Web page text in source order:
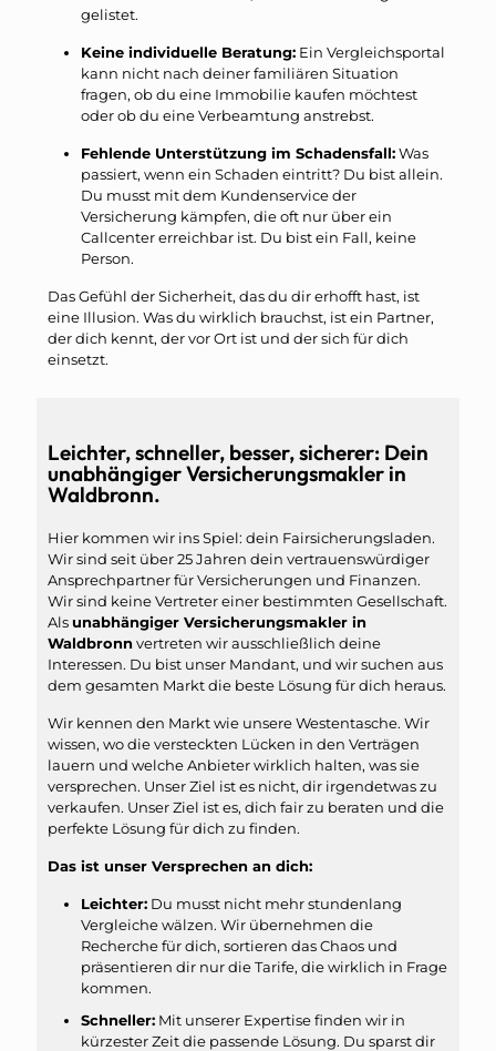
gelistet.
Keine individuelle Beratung: Ein Vergleichsportal
kann nicht nach deiner familiären Situation
fragen, ob du eine Immobilie kaufen möchtest
oder ob du eine Verbeamtung anstrebst.
Fehlende Unterstützung im Schadensfall:Was
passiert, wenn ein Schaden eintritt? Du bist allein.
Du musst mit dem Kundenservice der
Versicherung kämpfen, die oft nur über ein
Callcenter erreichbar ist. Du bist ein Fall, keine
Person.
Das Gefühl der Sicherheit, das du dir erhofft hast, ist
eine Illusion. Was du wirklich brauchst, ist ein Partner,
der dich kennt, der vor Ort ist und der sich für dich
einsetzt.
Leichter, schneller, besser, sicherer: Dein
unabhängiger Versicherungsmakler in
Waldbronn.
Hier kommen wir ins Spiel: dein Fairsicherungsladen.
Wir sind seit über 25 Jahren dein vertrauenswürdiger
Ansprechpartner für Versicherungen und Finanzen.
Wir sind keine Vertreter einer bestimmten Gesellschaft.
Alsunabhängiger Versicherungsmakler in
Waldbronn vertreten wir ausschließlich deine
Interessen. Du bist unser Mandant, und wir suchen aus
dem gesamten Markt die beste Lösung für dich heraus.
Wir kennen den Markt wie unsere Westentasche. Wir
wissen, wo die versteckten Lücken in den Verträgen
lauern und welche Anbieter wirklich halten, was sie
versprechen. Unser Ziel ist es nicht, dir irgendetwas zu
verkaufen. Unser Ziel ist es, dich fair zu beraten und die
perfekte Lösung für dich zu finden.
Das ist unser Versprechen an dich:
Leichter: Du musst nicht mehr stundenlang
Vergleiche wälzen. Wir übernehmen die
Recherche für dich, sortieren das Chaos und
präsentieren dir nur die Tarife, die wirklich in Frage
kommen.
Schneller: Mit unserer Expertise finden wir in
kürzester Zeit die passende Lösung. Du sparst dir